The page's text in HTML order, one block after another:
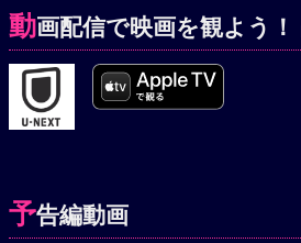
動画配信で映画を観よう！
予告編動画